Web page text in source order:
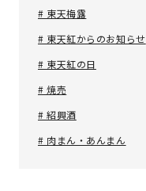
# 東天梅露
# 東天紅からのお知らせ
# 東天紅の日
# 焼売
# 紹興酒
# 肉まん・あんまん